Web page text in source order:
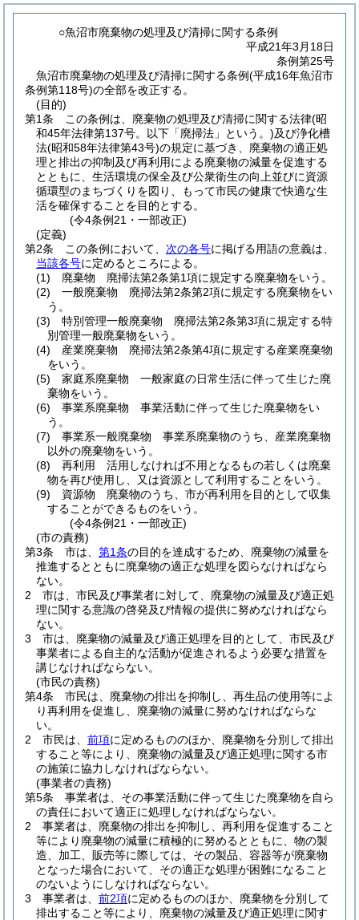
○魚沼市廃棄物の処理及び清掃に関する条例
平成21年3月18日
条例第25号
魚沼市廃棄物の処理及び清掃に関する条例(平成16年魚沼市
条例第118号)の全部を改正する。
(目的)
第1条
この条例は、廃棄物の処理及び清掃に関する法律(昭
和45年法律第137号。以下「廃掃法」という。)及び浄化槽
法(昭和58年法律第43号)の規定に基づき、廃棄物の適正処
理と排出の抑制及び再利用による廃棄物の減量を促進する
とともに、生活環境の保全及び公衆衛生の向上並びに資源
循環型のまちづくりを図り、もって市民の健康で快適な生
活を確保することを目的とする。
(令4条例21・一部改正)
(定義)
第2条
この条例において、 次の各号に掲げる用語の意義は、
当該各号に定めるところによる。
(1)
廃棄物 廃掃法第2条第1項に規定する廃棄物をいう。
(2)
一般廃棄物 廃掃法第2条第2項に規定する廃棄物をい
う。
(3)
特別管理一般廃棄物 廃掃法第2条第3項に規定する特
別管理一般廃棄物をいう。
(4)
産業廃棄物 廃掃法第2条第4項に規定する産業廃棄物
をいう。
(5)
家庭系廃棄物 一般家庭の日常生活に伴って生じた廃
棄物をいう。
(6)
事業系廃棄物 事業活動に伴って生じた廃棄物をい
う。
(7)
事業系一般廃棄物 事業系廃棄物のうち、産業廃棄物
以外の廃棄物をいう。
(8)
再利用 活用しなければ不用となるもの若しくは廃棄
物を再び使用し、又は資源として利用することをいう。
(9)
資源物 廃棄物のうち、市が再利用を目的として収集
することができるものをいう。
(令4条例21・一部改正)
(市の責務)
第3条
市は、 第1条の目的を達成するため、廃棄物の減量を
推進するとともに廃棄物の適正な処理を図らなければなら
ない。
2
市は、市民及び事業者に対して、廃棄物の減量及び適正処
理に関する意識の啓発及び情報の提供に努めなければなら
ない。
3
市は、廃棄物の減量及び適正処理を目的として、市民及び
事業者による自主的な活動が促進されるよう必要な措置を
講じなければならない。
(市民の責務)
第4条
市民は、廃棄物の排出を抑制し、再生品の使用等によ
り再利用を促進し、廃棄物の減量に努めなければならな
い。
2
市民は、 前項に定めるもののほか、廃棄物を分別して排出
すること等により、廃棄物の減量及び適正処理に関する市
の施策に協力しなければならない。
(事業者の責務)
第5条
事業者は、その事業活動に伴って生じた廃棄物を自ら
の責任において適正に処理しなければならない。
2
事業者は、廃棄物の排出を抑制し、再利用を促進すること
等により廃棄物の減量に積極的に努めるとともに、物の製
造、加工、販売等に際しては、その製品、容器等が廃棄物
となった場合において、その適正な処理が困難になること
のないようにしなければならない。
3
事業者は、 前2項に定めるもののほか、廃棄物を分別して
排出すること等により、廃棄物の減量及び適正処理に関す